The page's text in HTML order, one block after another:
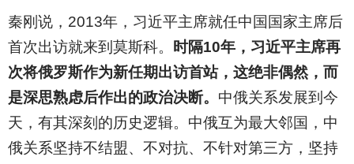
秦刚说，2013年，习近平主席就任中国国家主席后
首次出访就来到莫斯科。
时隔10年，习近平主席再
次将俄罗斯作为新任期出访首站，这绝非偶然，而
是深思熟虑后作出的政治决断。 中俄关系发展到今
天，有其深刻的历史逻辑。中俄互为最大邻国，中
俄关系坚持不结盟、不对抗、不针对第三方，坚持